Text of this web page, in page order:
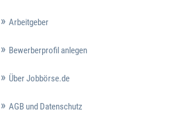
Arbeitgeber
Bewerberprofil anlegen
Über Jobbörse.de
AGB und Datenschutz